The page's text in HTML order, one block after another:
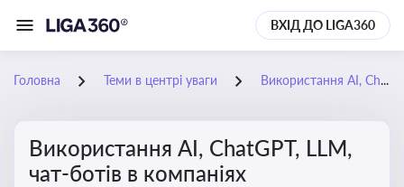
ВХІД ДО LIGA360
Головна Теми в центрі уваги Використання AI, ChatGPT, LLM, чат-ботів в компаніях
Використання AI, ChatGPT, LLM,
чат-ботів в компаніях